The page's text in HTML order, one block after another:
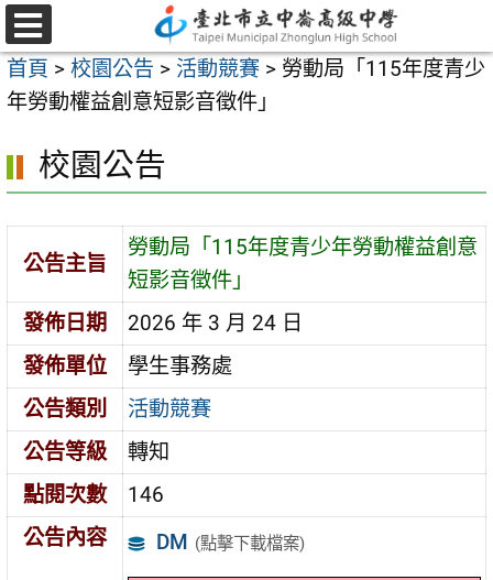
跳
至
主
要
容
選
單
首頁 > 校園公告 > 活動競賽 > 勞動局「115年度青少
年勞動權益創意短影音徵件」
校園公告
公告主旨
勞動局「115年度青少年勞動權益創意
短影音徵件」
發佈日期
2026 年 3 月 24 日
發佈單位
學生事務處
公告類別
活動競賽
公告等級
轉知
點閱次數
146
公告內容
DM (點擊下載檔案)